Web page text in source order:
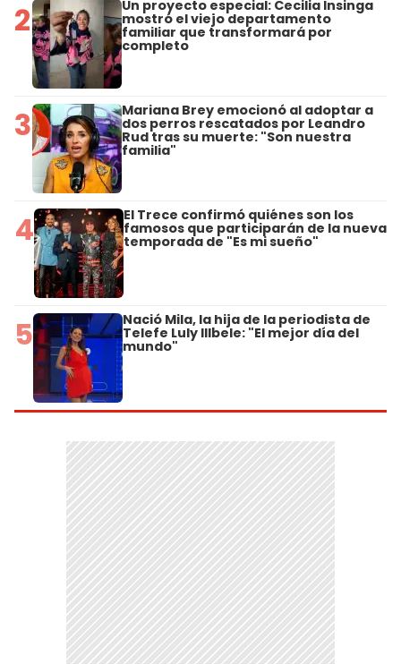
2 Un proyecto especial: Cecilia Insinga
mostró el viejo departamento
familiar que transformará por
completo
3 Mariana Brey emocionó al adoptar a
dos perros rescatados por Leandro
Rud tras su muerte: "Son nuestra
familia"
4 El Trece confirmó quiénes son los
famosos que participarán de la nueva
temporada de "Es mi sueño"
5 Nació Mila, la hija de la periodista de
Telefe Luly Illbele: "El mejor día del
mundo"